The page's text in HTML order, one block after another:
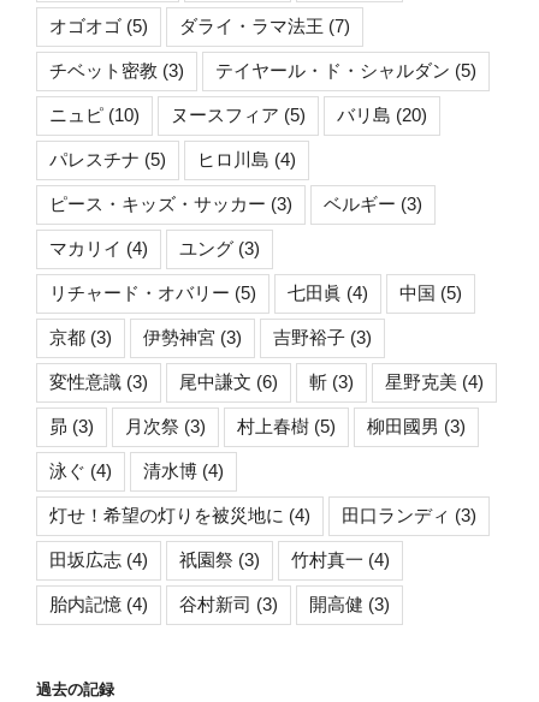
オゴオゴ (5) ダライ・ラマ法王 (7)
チベット密教 (3) テイヤール・ド・シャルダン (5)
ニュピ (10) ヌースフィア (5) バリ島 (20)
パレスチナ (5) ヒロ川島 (4)
ピース・キッズ・サッカー (3) ベルギー (3)
マカリイ (4) ユング (3)
リチャード・オバリー (5) 七田眞 (4) 中国 (5)
京都 (3) 伊勢神宮 (3) 吉野裕子 (3)
変性意識 (3) 尾中謙文 (6) 斬 (3) 星野克美 (4)
昴 (3) 月次祭 (3) 村上春樹 (5) 柳田國男 (3)
泳ぐ (4) 清水博 (4)
灯せ！希望の灯りを被災地に (4) 田口ランディ (3)
田坂広志 (4) 祇園祭 (3) 竹村真一 (4)
胎内記憶 (4) 谷村新司 (3) 開高健 (3)
過去の記録